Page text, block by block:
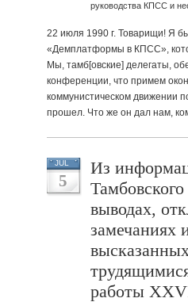
руководства КПСС и
22 июля 1990 г. Товарищи! Я
«Демплатформы в КПСС»,
Мы, тамб[овские] делегаты,
конференции, что примем
коммунистическом движении
прошел. Что же он дал нам,
JUL
5
Из
выводах,
замечаниях
работы